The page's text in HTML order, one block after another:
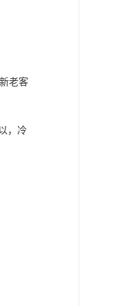
老客
，冷